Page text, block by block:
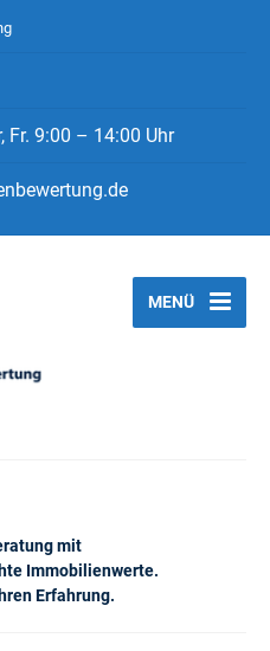
Fr. 9:00 – 14:00 Uhr
mit
Immobilienwerte.
Erfahrung.
MENÜ